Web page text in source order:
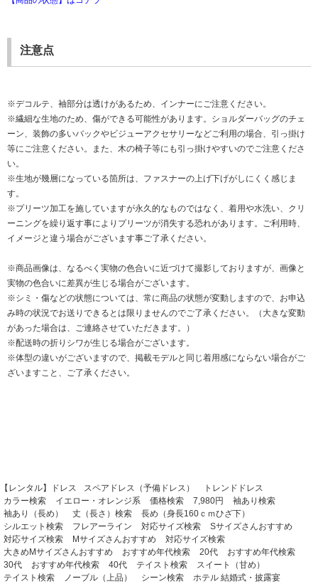
注意点
※デコルテ、袖部分は透けがあるため、インナーにご注意ください。
※繊細な生地のため、傷ができる可能性があります。ショルダーバッグのチェ
ーン、装飾の多いバックやビジューアクセサリーなどご利用の場合、引っ掛け
等にご注意ください。また、木の椅子等にも引っ掛けやすいのでご注意くださ
い。
※生地が幾層になっている箇所は、ファスナーの上げ下げがしにくく感じま
す。
※プリーツ加工を施していますが永久的なものではなく、着用や水洗い、クリ
ーニングを繰り返す事によりプリーツが消失する恐れがあります。ご利用時、
イメージと違う場合がございます事ご了承ください。
※商品画像は、なるべく実物の色合いに近づけて撮影しておりますが、画像と
実物の色合いに差異が生じる場合がございます。
※シミ・傷などの状態については、常に商品の状態が変動しますので、お申込
み時の状況でお送りできるとは限りませんのでご了承ください。（大きな変動
があった場合は、ご連絡させていただきます。）
※配送時の折りシワが生じる場合がございます。
※体型の違いがございますので、掲載モデルと同じ着用感にならない場合がご
ざいますこと、ご了承ください。
【レンタル】ドレス スペアドレス（予備ドレス）
トレンドドレス
カラー検索
イエロー・オレンジ系 価格検索 7,980円
袖あり検索
袖あり（長め）
丈（長さ）検索
長め（身長160ｃｍひざ下）
シルエット検索
フレアーライン 対応サイズ検索
Sサイズさんおすすめ
対応サイズ検索
Mサイズさんおすすめ
対応サイズ検索
大きめMサイズさんおすすめ
おすすめ年代検索 20代
おすすめ年代検索
30代
おすすめ年代検索 40代 テイスト検索
スイート（甘め）
テイスト検索
ノーブル（上品） シーン検索
ホテル 結婚式・披露宴